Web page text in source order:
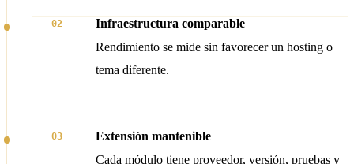
02
Infraestructura comparable
Rendimiento se mide sin favorecer un hosting o
tema diferente.
03
Extensión mantenible
Cada módulo tiene proveedor, versión, pruebas y